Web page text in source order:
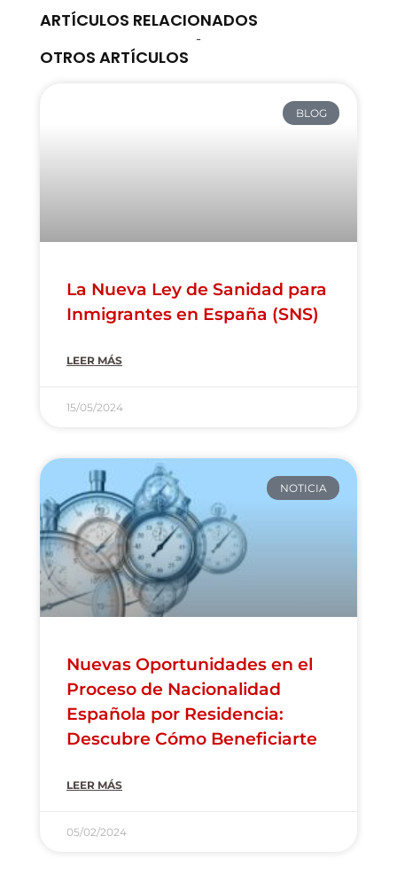
ARTÍCULOS RELACIONADOS
-
OTROS ARTÍCULOS
BLOG
La Nueva Ley de Sanidad para
Inmigrantes en España (SNS)
LEER MÁS
15/05/2024
NOTICIA
Nuevas Oportunidades en el
Proceso de Nacionalidad
Española por Residencia:
Descubre Cómo Beneficiarte
LEER MÁS
05/02/2024